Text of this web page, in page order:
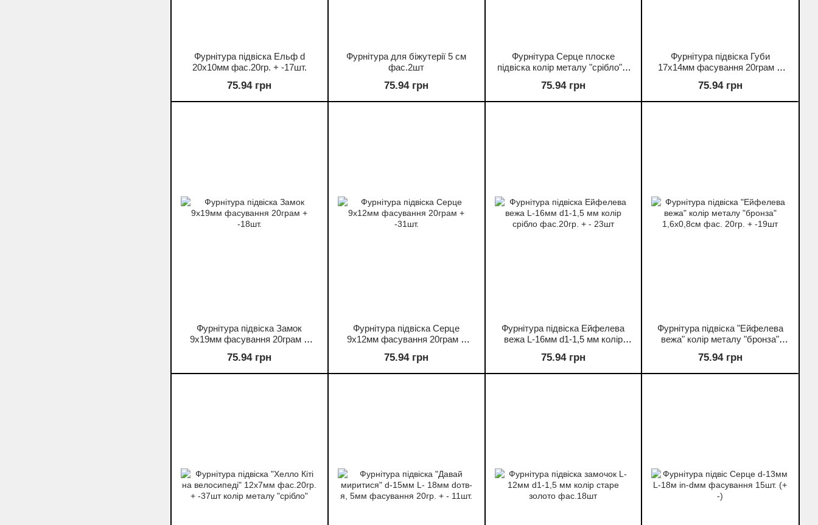
Фурнітура підвіска Ельф d
20х10мм фас.20гр. + -17шт.
75.94 грн
Фурнітура для біжутерії 5 см
фас.2шт
75.94 грн
Фурнітура Серце плоске
підвіска колір металу "срібло" d
75.94 грн
Фурнітура підвіска Губи
17х14мм фасування 20грам +
75.94 грн
Фурнітура підвіска Замок
9х19мм фасування 20грам +
75.94 грн
Фурнітура підвіска Серце
9х12мм фасування 20грам +
75.94 грн
Фурнітура підвіска Ейфелева
вежа L-16мм d1-1,5 мм колір
75.94 грн
Фурнітура підвіска "Ейфелева
вежа" колір металу "бронза"
75.94 грн